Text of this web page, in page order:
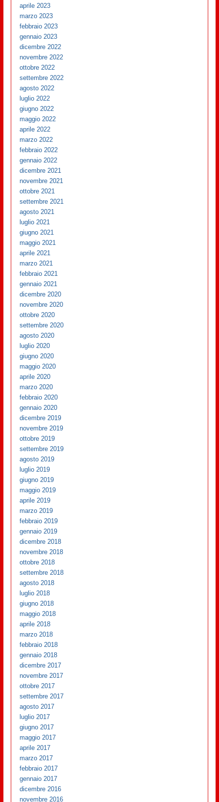
aprile 2023
marzo 2023
febbraio 2023
gennaio 2023
dicembre 2022
novembre 2022
ottobre 2022
settembre 2022
agosto 2022
luglio 2022
giugno 2022
maggio 2022
aprile 2022
marzo 2022
febbraio 2022
gennaio 2022
dicembre 2021
novembre 2021
ottobre 2021
settembre 2021
agosto 2021
luglio 2021
giugno 2021
maggio 2021
aprile 2021
marzo 2021
febbraio 2021
gennaio 2021
dicembre 2020
novembre 2020
ottobre 2020
settembre 2020
agosto 2020
luglio 2020
giugno 2020
maggio 2020
aprile 2020
marzo 2020
febbraio 2020
gennaio 2020
dicembre 2019
novembre 2019
ottobre 2019
settembre 2019
agosto 2019
luglio 2019
giugno 2019
maggio 2019
aprile 2019
marzo 2019
febbraio 2019
gennaio 2019
dicembre 2018
novembre 2018
ottobre 2018
settembre 2018
agosto 2018
luglio 2018
giugno 2018
maggio 2018
aprile 2018
marzo 2018
febbraio 2018
gennaio 2018
dicembre 2017
novembre 2017
ottobre 2017
settembre 2017
agosto 2017
luglio 2017
giugno 2017
maggio 2017
aprile 2017
marzo 2017
febbraio 2017
gennaio 2017
dicembre 2016
novembre 2016